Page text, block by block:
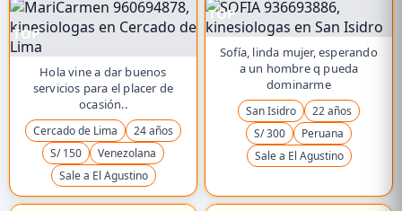
TOP
Hola vine a dar buenos
servicios para el placer de
ocasión..
Cercado de Lima
24 años
S/ 150
Venezolana
Sale a El Agustino
TOP
Sofía, linda mujer, esperando
a un hombre q pueda
dominarme
San Isidro
22 años
S/ 300
Peruana
Sale a El Agustino